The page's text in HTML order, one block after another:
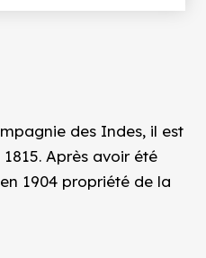
des Indes, il est
Après avoir été
1904 propriété de la